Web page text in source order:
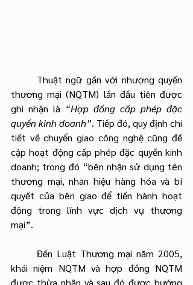
thương mại (NQTM) lần đầu tiên được
ghi nhận là “Hợp đồng cấp phép đặc
quyền kinh doanh”. Tiếp đó, quy định chi
tiết về chuyển giao công nghệ cũng đề
cập hoạt động cấp phép đặc quyền kinh
doanh; trong đó “bên nhận sử dụng tên
thương mại, nhãn hiệu hàng hóa và bí
quyết của bên giao để tiến hành hoạt
động trong lĩnh vực dịch vụ thương
mại”.
khái niệm NQTM và hợp đồng NQTM
được thừa nhận và sau đó được hướng